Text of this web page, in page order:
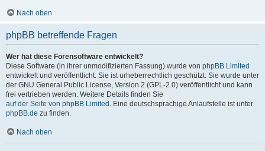
Nach oben
phpBB betreffende Fragen
Wer hat diese Forensoftware entwickelt?
Diese Software (in ihrer unmodifizierten Fassung) wurde von phpBB Limited
entwickelt und veröffentlicht. Sie ist urheberrechtlich geschützt. Sie wurde unter
der GNU General Public License, Version 2 (GPL-2.0) veröffentlicht und kann
frei vertrieben werden. Weitere Details finden Sie
auf der Seite von phpBB Limited . Eine deutschsprachige Anlaufstelle ist unter
phpBB.de zu finden.
Nach oben